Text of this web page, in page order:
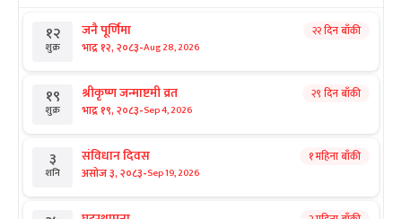
१२
शुक्र
जनै पूर्णिमा
भाद्र १२, २०८३-Aug 28, 2026
२२ दिन बाँकी
१९
शुक्र
श्रीकृष्ण जन्माष्टमी व्रत
भाद्र १९, २०८३-Sep 4, 2026
२९ दिन बाँकी
३
शनि
संविधान दिवस
असोज ३, २०८३-Sep 19, 2026
१ महिना बाँकी